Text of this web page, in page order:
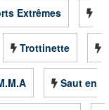
Extrêmes
Trottinette
Saut en